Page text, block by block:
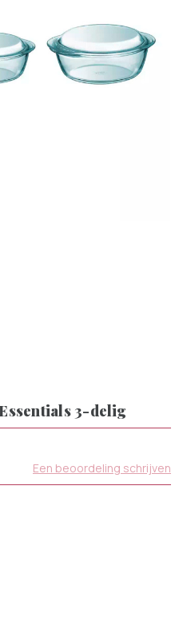
3-delig
Een beoordeling schrijven